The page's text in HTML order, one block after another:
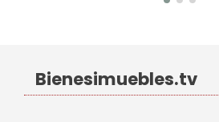
Bienesimuebles.tv